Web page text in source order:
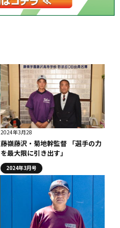
2024年3月28
藤嶺藤沢・菊地幹監督 「選手の力
を最大限に引き出す」
2024年3月号